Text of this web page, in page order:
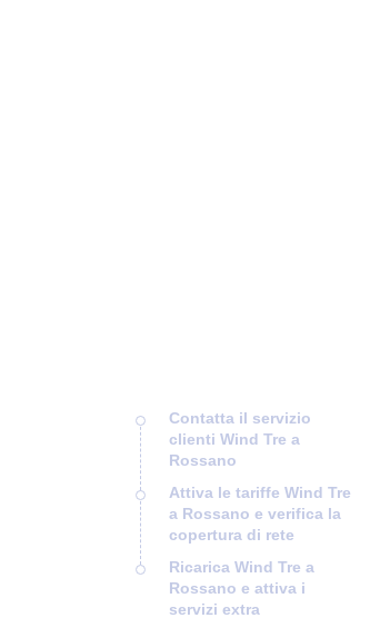
Contatta il servizio
clienti Wind Tre a
Rossano
Attiva le tariffe Wind Tre
a Rossano e verifica la
copertura di rete
Ricarica Wind Tre a
Rossano e attiva i
servizi extra